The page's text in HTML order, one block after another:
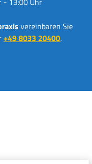
vereinbaren Sie
+49 8033 20400.